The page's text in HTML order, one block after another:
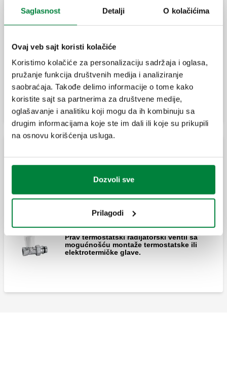
Saglasnost Detalji O kolačićima
Ovaj veb sajt koristi kolačiće
Koristimo kolačiće za personalizaciju sadržaja i oglasa,
pružanje funkcija društvenih medija i analiziranje
saobraćaja. Takođe delimo informacije o tome kako
koristite sajt sa partnerima za društvene medije,
oglašavanje i analitiku koji mogu da ih kombinuju sa
drugim informacijama koje ste im dali ili koje su prikupili
na osnovu korišćenja usluga.
Dozvoli sve
Prilagodi
Ugaoni termostatski radijatorski ventil sa
Prav termostatski radijatorski ventil sa
mogućnošću montaže termostatske ili
elektrotermičke glave.
Ugaoni termostatski radijatorski ventil sa
elektrotermičke glave.
Prav termostatski radijatorski ventil sa
mogućnošću montaže termostatske ili
elektrotermičke glave.